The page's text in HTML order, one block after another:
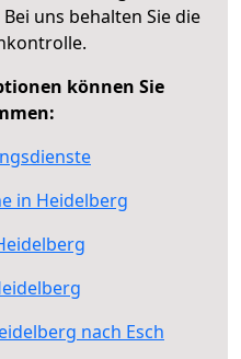
uns behalten Sie die
können Sie
in Heidelberg
nach Esch